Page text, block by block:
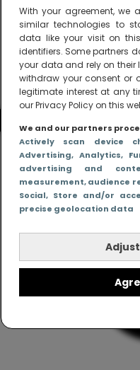
With your agreement, we
similar technologies to
data like your visit on
identifiers. Some partners
your data and rely on their
withdraw your consent or
legitimate interest at any
our Privacy Policy on this
We and our partners
Actively scan device
Advertising, Analytics,
advertising and
measurement, audience
Social, Store and/or
precise geolocation data